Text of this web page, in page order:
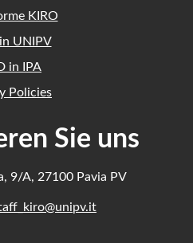
KIRO
in UNIPV
in IPA
Policies
Sie uns
9/A, 27100 Pavia PV